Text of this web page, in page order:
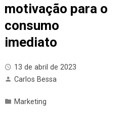
motivação para o
consumo
imediato
13 de abril de 2023
Carlos Bessa
Marketing